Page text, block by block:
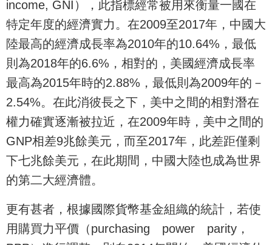
income, GNI），此指標經常被用來衡量一國在
特定年度的經濟實力。在2009至2017年，中國大
陸最高的經濟成長率為2010年的10.64%，最低
則為2018年的6.6%，相對的，美國經濟成長率
最高為2015年時的2.88%，最低則為2009年的－
2.54%。在此消彼長之下，美中之間的相對潛在
權力確實逐漸被拉近，在2009年時，美中之間的
GNP相差9兆餘美元，而至2017年，此差距僅剩
下七兆餘美元，在此期間，中國大陸也成為世界
的第二大經濟體。
更有甚者，根據國際貨幣基金組織的統計，若使
用購買力平價（purchasing power parity，